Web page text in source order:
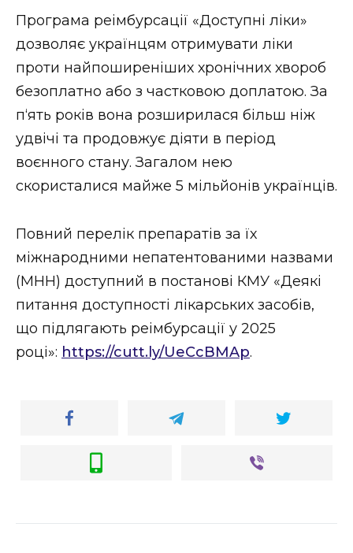
Програма реімбурсації «Доступні ліки»
дозволяє українцям отримувати ліки
проти найпоширеніших хронічних хвороб
безоплатно або з частковою доплатою. За
п‘ять років вона розширилася більш ніж
удвічі та продовжує діяти в період
воєнного стану. Загалом нею
скористалися майже 5 мільйонів українців.
Повний перелік препаратів за їх
міжнародними непатентованими назвами
(МНН) доступний в постанові КМУ «Деякі
питання доступності лікарських засобів,
що підлягають реімбурсації у 2025
році»: https://cutt.ly/UeCcBMAp.